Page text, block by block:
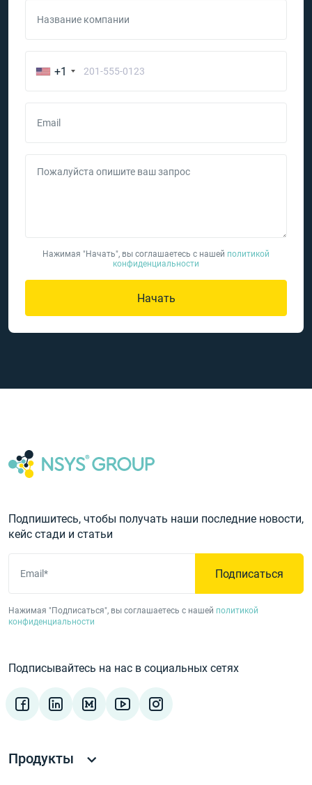
Название компании
+1
Email
Пожалуйста опишите ваш запрос
Нажимая "Начать", вы соглашаетесь с нашей политикой
конфиденциальности
Начать
Подпишитесь, чтобы получать наши последние новости,
кейс стади и статьи
Email* Подписаться
Нажимая "Подписаться", вы соглашаетесь с нашей политикой
конфиденциальности
Подписывайтесь на нас в социальных сетях
Продукты